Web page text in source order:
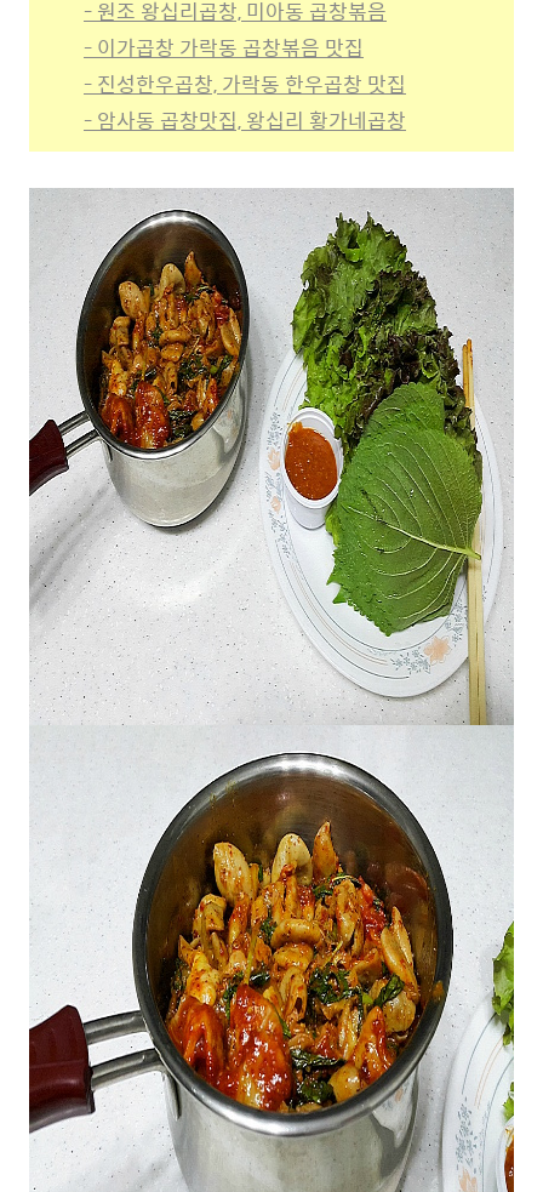
- 원조 왕십리곱창, 미아동 곱창볶음
- 이가곱창 가락동 곱창볶음 맛집
- 진성한우곱창, 가락동 한우곱창 맛집
- 암사동 곱창맛집, 왕십리 황가네곱창